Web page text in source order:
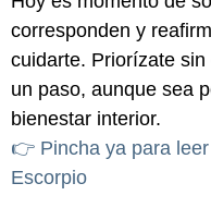
corresponden y
cuidarte. Priorízate
un paso, aunque sea
bienestar interior.
👉 Pincha ya para
Escorpio